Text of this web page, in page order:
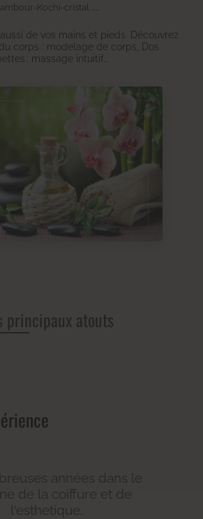
Kochi-cristal .....
de vos mains et pieds. Découvrez
corps : modelage de corps, Dos
; massage intuitif…
principaux atouts
années dans le
de la coiffure et de
l'esthetique.